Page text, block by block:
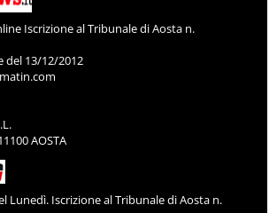
Iscrizione al Tribunale di Aosta n.
del 13/12/2012
AOSTA
Lunedì. Iscrizione al Tribunale di Aosta n.